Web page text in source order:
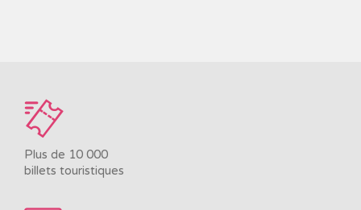
Plus de 10 000
billets touristiques